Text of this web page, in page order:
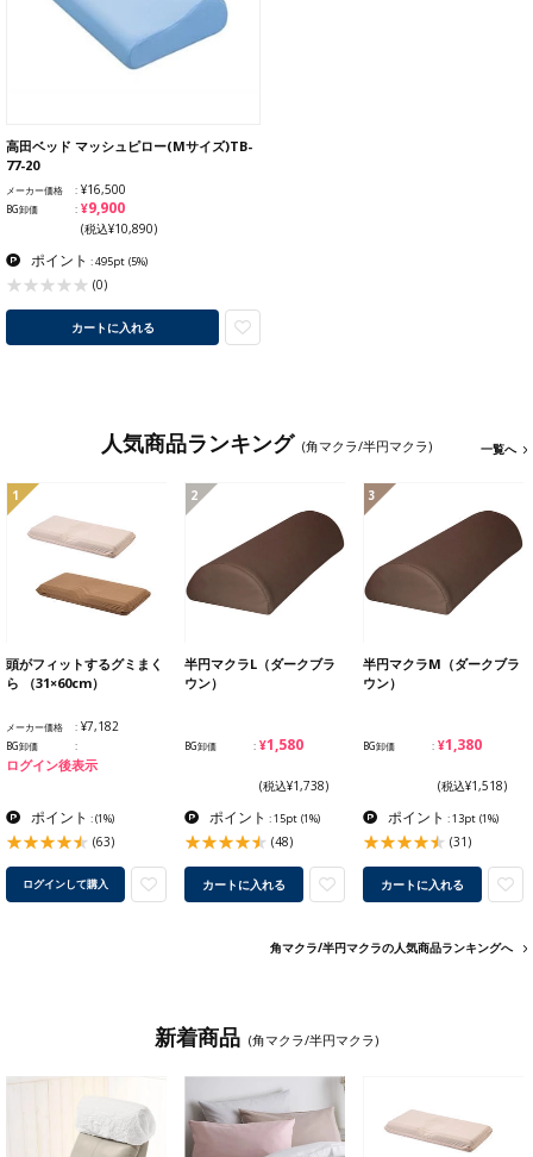
高田ベッド マッシュピロー(Mサイズ)TB-
77-20
メーカー価格 ¥16,500
BG卸価 ¥9,900
(税込¥10,890)
ポイント : 495pt (5%)
(0)
カートに入れる
人気商品ランキング (角マクラ/半円マクラ) 一覧へ
1
頭がフィットするグミまく
ら （31×60cm）
メーカー価格 ¥7,182
BG卸価
ログイン後表示
ポイント :(1%)
(63)
ログインして購入
2
半円マクラL（ダークブラ
ウン）
BG卸価 ¥1,580
(税込¥1,738)
ポイント : 15pt (1%)
(48)
カートに入れる
3
半円マクラM（ダークブラ
ウン）
BG卸価 ¥1,380
(税込¥1,518)
ポイント : 13pt (1%)
(31)
カートに入れる
角マクラ/半円マクラの人気商品ランキングへ
新着商品 (角マクラ/半円マクラ)